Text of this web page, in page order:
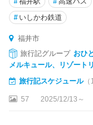
# いしかわ鉄道
福井市
旅行記グループ おひ
メルキュール、リゾート
旅行記スケジュール（
57 2025/12/13～